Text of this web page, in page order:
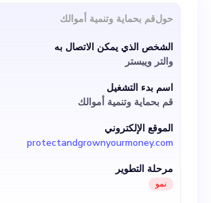
وتنميتها». سيكون المرشح
مسؤولاً عن تطوير وتنفيذ
استراتيجيات مالية فعالة،
محافظ العملاء،
لتحقيق أهدافهم المالية
وطويلة الأجل. تعد مهارات
القوية والفهم القوي
والقدرة على إدارة
حولقم بحماية وتنمية أموالك
الشخص الذي يمكن الاتصال به
والتر ويبستر
اسم بدء التشغيل
قم بحماية وتنمية أموالك
الموقع الإلكتروني
protectandgrownyourmoney.com
مرحلة التطوير
نمو